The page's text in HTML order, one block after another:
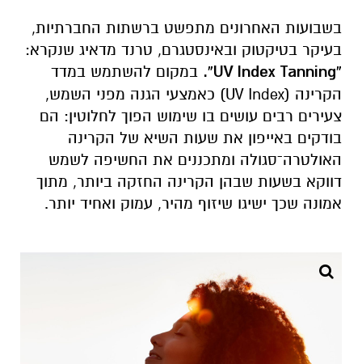
בשבועות האחרונים מתפשט ברשתות החברתיות,
בעיקר בטיקטוק ובאינסטגרם, טרנד מדאיג שנקרא:
“
UV Index Tanning
”. במקום להשתמש במדד
הקרינה (UV Index) כאמצעי הגנה מפני השמש,
צעירים רבים עושים בו שימוש הפוך לחלוטין: הם
בודקים באייפון את שעות השיא של הקרינה
האולטרה־סגולה ומתכננים את החשיפה לשמש
דווקא בשעות שבהן הקרינה החזקה ביותר, מתוך
אמונה שכך ישיגו שיזוף מהיר, עמוק ואחיד יותר.